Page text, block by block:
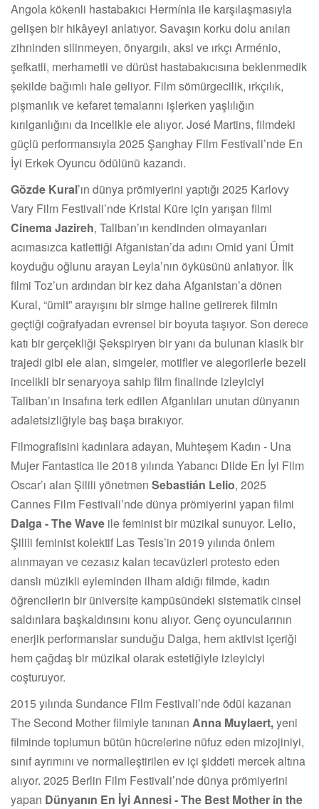
Angola kökenli hastabakıcı Hermínia ile karşılaşmasıyla
gelişen bir hikâyeyi anlatıyor. Savaşın korku dolu anıları
zihninden silinmeyen, önyargılı, aksi ve ırkçı Arménio,
şefkatli, merhametli ve dürüst hastabakıcısına beklenmedik
şekilde bağımlı hale geliyor. Film sömürgecilik, ırkçılık,
pişmanlık ve kefaret temalarını işlerken yaşlılığın
kırılganlığını da incelikle ele alıyor. José Martins, filmdeki
güçlü performansıyla 2025 Şanghay Film Festivali’nde En
İyi Erkek Oyuncu ödülünü kazandı.
Gözde Kural’ın dünya prömiyerini yaptığı 2025 Karlovy
Vary Film Festivali’nde Kristal Küre için yarışan filmi
Cinema Jazireh, Taliban’ın kendinden olmayanları
acımasızca katlettiği Afganistan’da adını Omid yani Ümit
koyduğu oğlunu arayan Leyla’nın öyküsünü anlatıyor. İlk
filmi Toz’un ardından bir kez daha Afganistan’a dönen
Kural, “ümit” arayışını bir simge haline getirerek filmin
geçtiği coğrafyadan evrensel bir boyuta taşıyor. Son derece
katı bir gerçekliği Şekspiryen bir yanı da bulunan klasik bir
trajedi gibi ele alan, simgeler, motifler ve alegorilerle bezeli
incelikli bir senaryoya sahip film finalinde izleyiciyi
Taliban’ın insafına terk edilen Afganlıları unutan dünyanın
adaletsizliğiyle baş başa bırakıyor.
Filmografisini kadınlara adayan, Muhteşem Kadın - Una
Mujer Fantastica ile 2018 yılında Yabancı Dilde En İyi Film
Oscar’ı alan Şilili yönetmen Sebastián Lelio, 2025
Cannes Film Festivali’nde dünya prömiyerini yapan filmi
Dalga - The Wave ile feminist bir müzikal sunuyor. Lelio,
Şilili feminist kolektif Las Tesis’in 2019 yılında önlem
alınmayan ve cezasız kalan tecavüzleri protesto eden
danslı müzikli eyleminden ilham aldığı filmde, kadın
öğrencilerin bir üniversite kampüsündeki sistematik cinsel
saldırılara başkaldırısını konu alıyor. Genç oyuncularının
enerjik performanslar sunduğu Dalga, hem aktivist içeriği
hem çağdaş bir müzikal olarak estetiğiyle izleyiciyi
coşturuyor.
2015 yılında Sundance Film Festivali’nde ödül kazanan
The Second Mother filmiyle tanınan Anna Muylaert,yeni
filminde toplumun bütün hücrelerine nüfuz eden mizojiniyi,
sınıf ayrımını ve normalleştirilen ev içi şiddeti mercek altına
alıyor. 2025 Berlin Film Festivali’nde dünya prömiyerini
yapan Dünyanın En İyi Annesi - The Best Mother in the